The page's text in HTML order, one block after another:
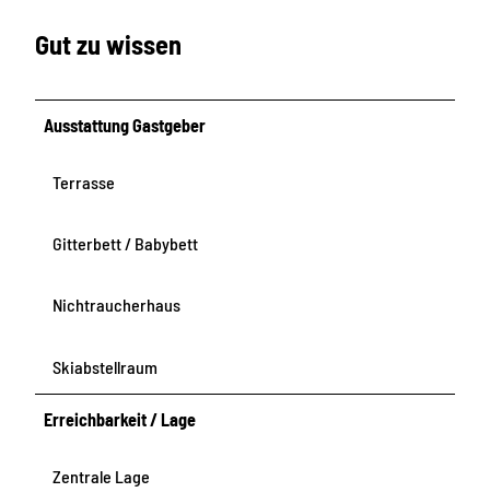
Gut zu wissen
Ausstattung Gastgeber
Terrasse
Gitterbett / Babybett
Nichtraucherhaus
Skiabstellraum
Erreichbarkeit / Lage
Zentrale Lage